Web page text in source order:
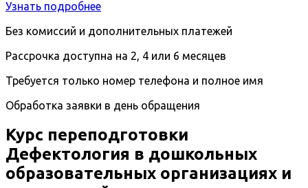
Узнать подробнее
Без комиссий и дополнительных платежей
Рассрочка доступна на 2, 4 или 6 месяцев
Требуется только номер телефона и полное имя
Обработка заявки в день обращения
Курс переподготовки
Дефектология в дошкольных
образовательных организациях и